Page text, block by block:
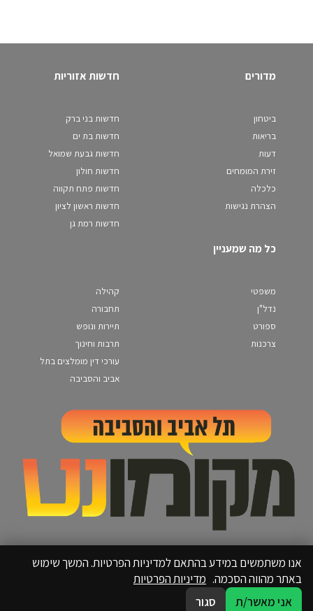
מדורים
ביטחון
בריאות
דעות
זירת המומחים
כלכלה
הצהרת נגישות
חדשות אזוריות
חדשות בני ברק
חדשות בת ים
חדשות גבעת שמואל
חדשות חולון
חדשות פתח תקווה
חדשות ראשון לציון
חדשות רמת גן
כל מה שמעניין
משפטי
נדל"ן
ספורט
צרכנות
קהילה
תחבורה
תיירות ונופש
תרבות וחינוך
עורכי דין מומלצים בתל
אביב והסביבה
אנו משתמשים במידע בהתאם למדיניות הפרטיות. המשך שימוש
באתר מהווה הסכמה. מדיניות הפרטיות
אני מאשר/ת
סגור